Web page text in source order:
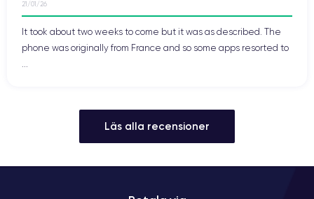
21/01/26
It took about two weeks to come but it was as described. The
phone was originally from France and so some apps resorted to
Läs alla recensioner